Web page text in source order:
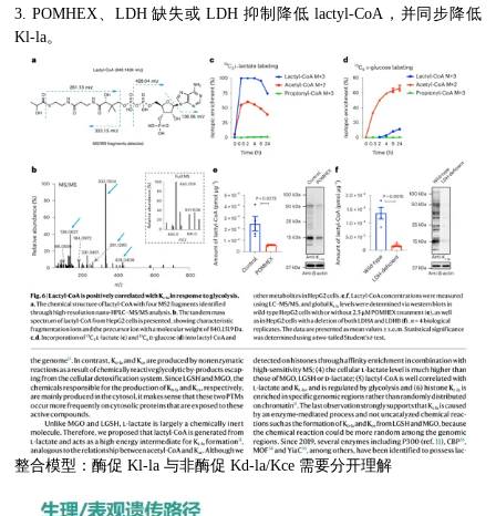
3. POMHEX、LDH 缺失或 LDH 抑制降低 lactyl-CoA，并同步降低
Kl-la。
整合模型：酶促 Kl-la 与非酶促 Kd-la/Kce 需要分开理解